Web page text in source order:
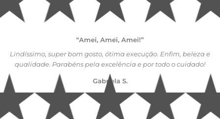
“Amei, Amei, Amei!”
Lindíssimo, super bom gosto, ótima execução. Enfim, beleza e
qualidade. Parabéns pela excelência e por todo o cuidado!
Gabriela S.